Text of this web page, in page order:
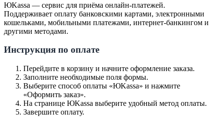
ЮKassa — сервис для приёма онлайн-платежей.
Поддерживает оплату банковскими картами, электронными
кошельками, мобильными платежами, интернет-банкингом и
другими методами.
Инструкция по оплате
Перейдите в корзину и начните оформление заказа.
Заполните необходимые поля формы.
Выберите способ оплаты «ЮKassa» и нажмите
«Оформить заказ».
На странице ЮKassa выберите удобный метод оплаты.
Завершите оплату.